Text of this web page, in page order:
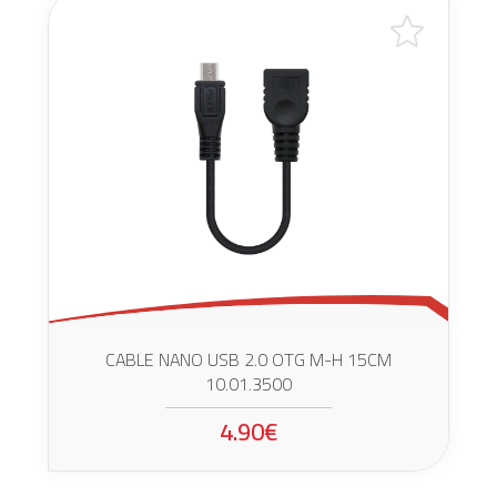
CABLE NANO USB 2.0 OTG M-H 15CM
10.01.3500
4.90€